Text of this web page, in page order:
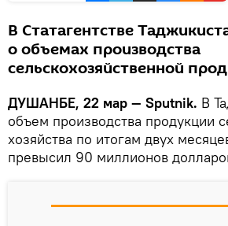
В Статагентстве
о объемах производства
сельскохозяйственной
ДУШАНБЕ, 22 мар — Sputnik. В
объем производства продукции
хозяйства по итогам двух
превысил 90 миллионов